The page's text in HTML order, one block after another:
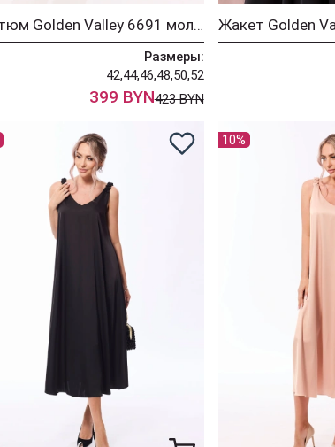
Костюм Golden Valley 6691 молочный
Размеры:
42,44,46,48,50,52
399 BYN423 BYN
10%